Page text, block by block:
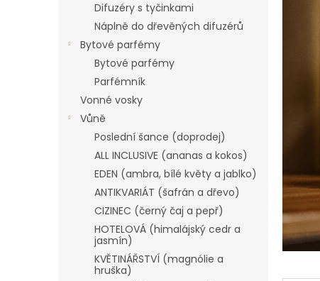
Difuzéry s tyčinkami
Náplně do dřevěných difuzérů
Bytové parfémy
Bytové parfémy
Parfémník
Vonné vosky
Vůně
Poslední šance (doprodej)
ALL INCLUSIVE (ananas a kokos)
EDEN (ambra, bílé květy a jablko)
ANTIKVARIÁT (šafrán a dřevo)
CIZINEC (černý čaj a pepř)
HOTELOVÁ (himalájský cedr a
jasmín)
KVĚTINÁŘSTVÍ (magnólie a
hruška)